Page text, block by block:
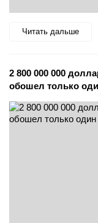
Читать дальше
2 800 000 000
обошел только